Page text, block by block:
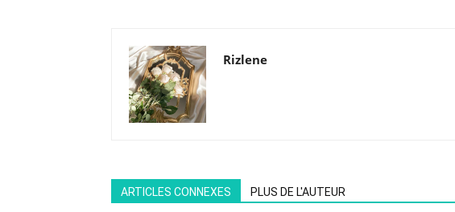
Rizlene
ARTICLES CONNEXES PLUS DE L'AUTEUR